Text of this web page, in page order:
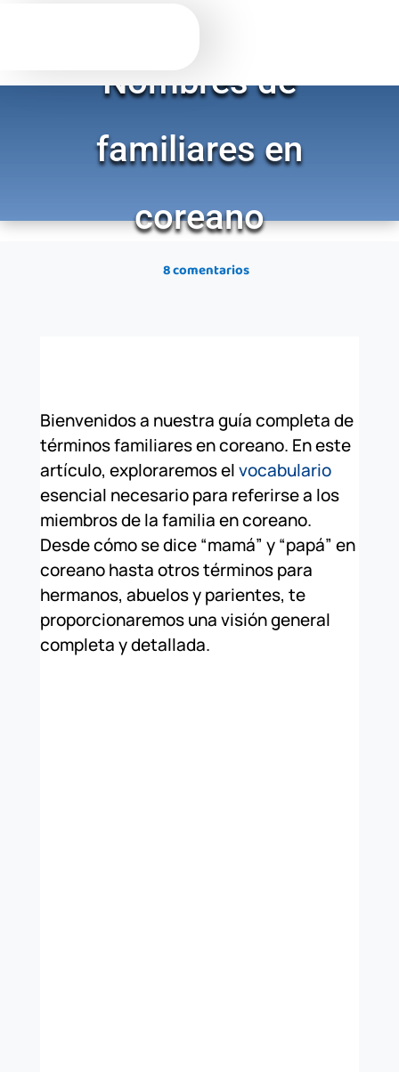
Nombres de
familiares en
coreano
8 comentarios
Bienvenidos a nuestra guía completa de
términos familiares en coreano. En este
artículo, exploraremos elvocabulario
esencial necesario para referirse a los
miembros de la familia en coreano.
Desde cómo se dice “mamá” y “papá” en
coreano hasta otros términos para
hermanos, abuelos y parientes, te
proporcionaremos una visión general
completa y detallada.